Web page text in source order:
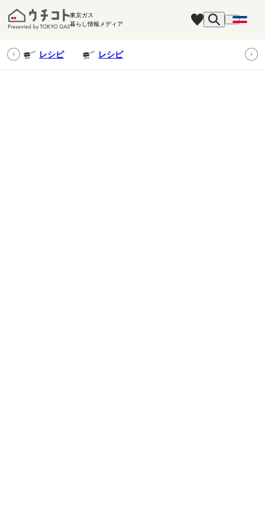
東京ガス
暮らし情報メディア
レシピ レシピ